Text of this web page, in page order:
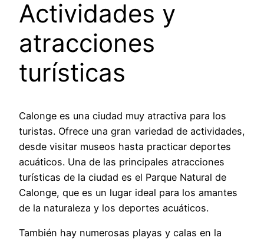
Actividades y
atracciones
turísticas
Calonge es una ciudad muy atractiva para los
turistas. Ofrece una gran variedad de actividades,
desde visitar museos hasta practicar deportes
acuáticos. Una de las principales atracciones
turísticas de la ciudad es el Parque Natural de
Calonge, que es un lugar ideal para los amantes
de la naturaleza y los deportes acuáticos.
También hay numerosas playas y calas en la